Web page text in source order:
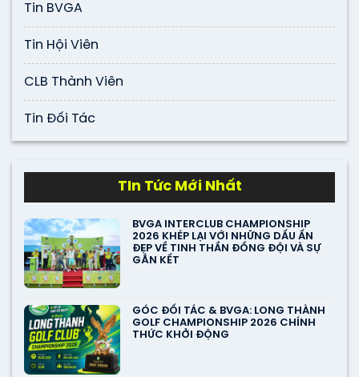
Tin BVGA
Tin Hội Viên
CLB Thành Viên
Tin Đối Tác
TIn Tức Mới Nhất
BVGA INTERCLUB CHAMPIONSHIP
2026 KHÉP LẠI VỚI NHỮNG DẤU ẤN
ĐẸP VỀ TINH THẦN ĐỒNG ĐỘI VÀ SỰ
GẮN KẾT
GÓC ĐỐI TÁC & BVGA: LONG THÀNH
GOLF CHAMPIONSHIP 2026 CHÍNH
THỨC KHỞI ĐỘNG